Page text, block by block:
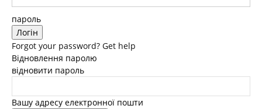
пароль
Forgot your password? Get help
Відновлення паролю
відновити пароль
Вашу адресу електронної пошти